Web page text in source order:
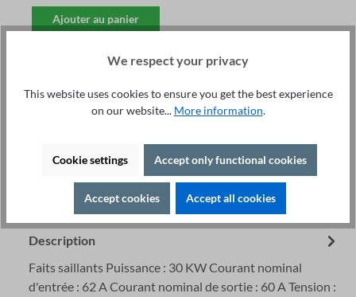
Ajouter au panier
Cadre de montage de clavier ST50019,80 €
Détails Service technique +49 421 277 9999
Description
Faits saillants Puissance : 30 KW Courant nominal
d'entrée : 62 A Courant nominal de sortie : 60 A Tension :
We respect your privacy
This website uses cookies to ensure you get the best experience
on our website... More information.
Cookie settings Accept only functional cookies
Accept cookies Accept all cookies